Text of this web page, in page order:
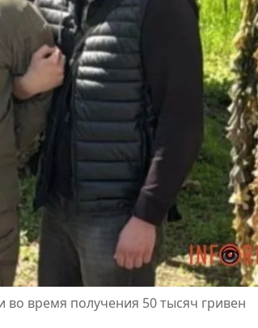
время получения 50 тысяч гривен